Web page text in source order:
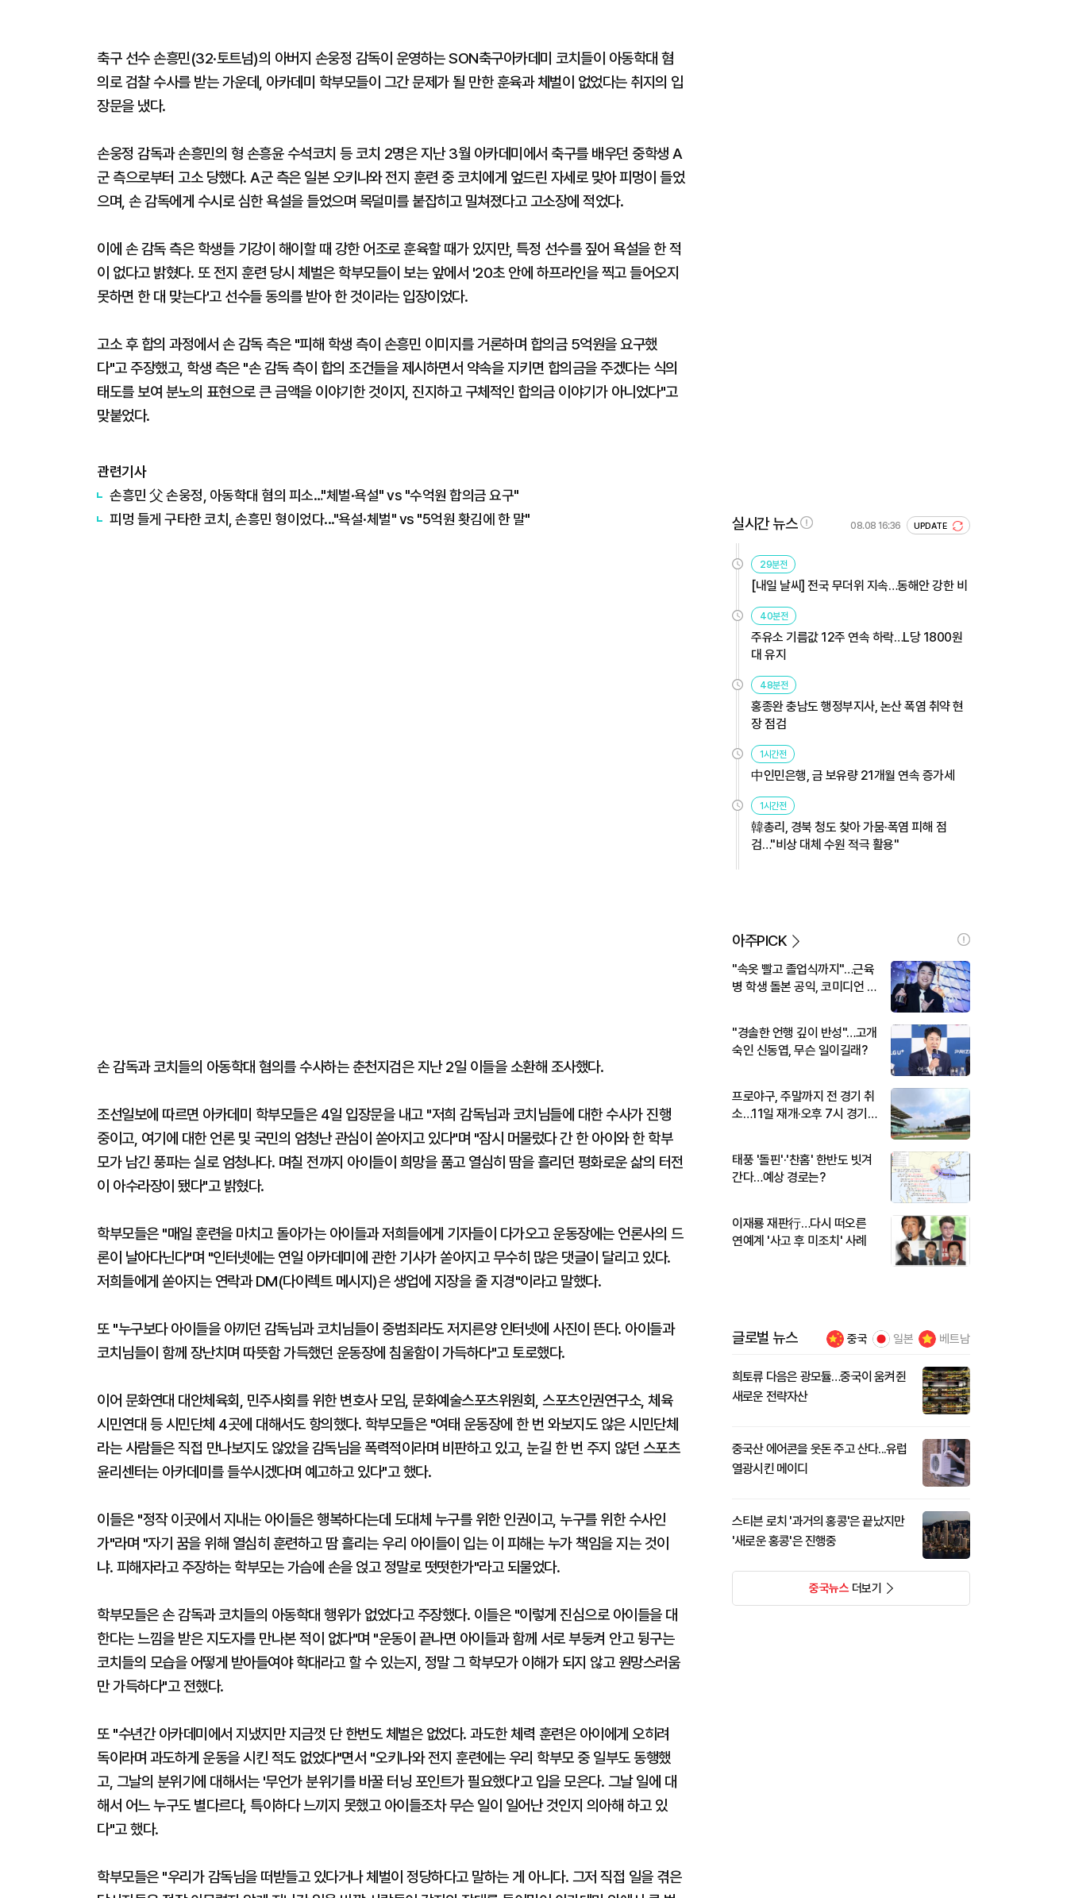
축구 선수 손흥민(32·토트넘)의 아버지 손웅정 감독이 운영하는 SON축구아카데미 코치들이 아동학대 혐
의로 검찰 수사를 받는 가운데, 아카데미 학부모들이 그간 문제가 될 만한 훈육과 체벌이 없었다는 취지의 입
장문을 냈다.
손웅정 감독과 손흥민의 형 손흥윤 수석코치 등 코치 2명은 지난 3월 아카데미에서 축구를 배우던 중학생 A
군 측으로부터 고소 당했다. A군 측은 일본 오키나와 전지 훈련 중 코치에게 엎드린 자세로 맞아 피멍이 들었
으며, 손 감독에게 수시로 심한 욕설을 들었으며 목덜미를 붙잡히고 밀쳐졌다고 고소장에 적었다.
이에 손 감독 측은 학생들 기강이 해이할 때 강한 어조로 훈육할 때가 있지만, 특정 선수를 짚어 욕설을 한 적
이 없다고 밝혔다. 또 전지 훈련 당시 체벌은 학부모들이 보는 앞에서 '20초 안에 하프라인을 찍고 들어오지
못하면 한 대 맞는다'고 선수들 동의를 받아 한 것이라는 입장이었다.
고소 후 합의 과정에서 손 감독 측은 "피해 학생 측이 손흥민 이미지를 거론하며 합의금 5억원을 요구했
다"고 주장했고, 학생 측은 "손 감독 측이 합의 조건들을 제시하면서 약속을 지키면 합의금을 주겠다는 식의
태도를 보여 분노의 표현으로 큰 금액을 이야기한 것이지, 진지하고 구체적인 합의금 이야기가 아니었다"고
맞붙었다.
관련기사
손흥민 父 손웅정, 아동학대 혐의 피소…"체벌·욕설" vs "수억원 합의금 요구"
피멍 들게 구타한 코치, 손흥민 형이었다..."욕설·체벌" vs "5억원 홧김에 한 말"
손 감독과 코치들의 아동학대 혐의를 수사하는 춘천지검은 지난 2일 이들을 소환해 조사했다.
조선일보에 따르면 아카데미 학부모들은 4일 입장문을 내고 "저희 감독님과 코치님들에 대한 수사가 진행
중이고, 여기에 대한 언론 및 국민의 엄청난 관심이 쏟아지고 있다"며 "잠시 머물렀다 간 한 아이와 한 학부
모가 남긴 풍파는 실로 엄청나다. 며칠 전까지 아이들이 희망을 품고 열심히 땀을 흘리던 평화로운 삶의 터전
이 아수라장이 됐다"고 밝혔다.
학부모들은 "매일 훈련을 마치고 돌아가는 아이들과 저희들에게 기자들이 다가오고 운동장에는 언론사의 드
론이 날아다닌다"며 "인터넷에는 연일 아카데미에 관한 기사가 쏟아지고 무수히 많은 댓글이 달리고 있다.
저희들에게 쏟아지는 연락과 DM(다이렉트 메시지)은 생업에 지장을 줄 지경"이라고 말했다.
또 "누구보다 아이들을 아끼던 감독님과 코치님들이 중범죄라도 저지른양 인터넷에 사진이 뜬다. 아이들과
코치님들이 함께 장난치며 따뜻함 가득했던 운동장에 침울함이 가득하다"고 토로했다.
이어 문화연대 대안체육회, 민주사회를 위한 변호사 모임, 문화예술스포츠위원회, 스포츠인권연구소, 체육
시민연대 등 시민단체 4곳에 대해서도 항의했다. 학부모들은 "여태 운동장에 한 번 와보지도 않은 시민단체
라는 사람들은 직접 만나보지도 않았을 감독님을 폭력적이라며 비판하고 있고, 눈길 한 번 주지 않던 스포츠
윤리센터는 아카데미를 들쑤시겠다며 예고하고 있다"고 했다.
이들은 "정작 이곳에서 지내는 아이들은 행복하다는데 도대체 누구를 위한 인권이고, 누구를 위한 수사인
가"라며 "자기 꿈을 위해 열심히 훈련하고 땀 흘리는 우리 아이들이 입는 이 피해는 누가 책임을 지는 것이
냐. 피해자라고 주장하는 학부모는 가슴에 손을 얹고 정말로 떳떳한가"라고 되물었다.
학부모들은 손 감독과 코치들의 아동학대 행위가 없었다고 주장했다. 이들은 "이렇게 진심으로 아이들을 대
한다는 느낌을 받은 지도자를 만나본 적이 없다"며 "운동이 끝나면 아이들과 함께 서로 부둥켜 안고 뒹구는
코치들의 모습을 어떻게 받아들여야 학대라고 할 수 있는지, 정말 그 학부모가 이해가 되지 않고 원망스러움
만 가득하다"고 전했다.
또 "수년간 아카데미에서 지냈지만 지금껏 단 한번도 체벌은 없었다. 과도한 체력 훈련은 아이에게 오히려
독이라며 과도하게 운동을 시킨 적도 없었다"면서 "오키나와 전지 훈련에는 우리 학부모 중 일부도 동행했
고, 그날의 분위기에 대해서는 '무언가 분위기를 바꿀 터닝 포인트가 필요했다'고 입을 모은다. 그날 일에 대
해서 어느 누구도 별다르다, 특이하다 느끼지 못했고 아이들조차 무슨 일이 일어난 것인지 의아해 하고 있
다"고 했다.
학부모들은 "우리가 감독님을 떠받들고 있다거나 체벌이 정당하다고 말하는 게 아니다. 그저 직접 일을 겪은
실시간 뉴스 08.08 16:36 UPDATE
29분전
[내일 날씨] 전국 무더위 지속…동해안 강한 비
40분전
주유소 기름값 12주 연속 하락…L당 1800원
대 유지
48분전
홍종완 충남도 행정부지사, 논산 폭염 취약 현
장 점검
1시간전
中인민은행, 금 보유량 21개월 연속 증가세
1시간전
韓총리, 경북 청도 찾아 가뭄·폭염 피해 점
검…"비상 대체 수원 적극 활용"
아주PICK
"속옷 빨고 졸업식까지"…근육
병 학생 돌본 공익, 코미디언 김
"경솔한 언행 깊이 반성"…고개
숙인 신동엽, 무슨 일이길래?
프로야구, 주말까지 전 경기 취
소…11일 재개·오후 7시 경기
태풍 '돌핀'·'찬홈' 한반도 빗겨
간다…예상 경로는?
이재룡 재판行…다시 떠오른
연예계 '사고 후 미조치' 사례
글로벌 뉴스 중국 일본 베트남
희토류 다음은 광모듈…중국이 움켜쥔
새로운 전략자산
중국산 에어콘을 웃돈 주고 산다...유럽
열광시킨 메이디
스티븐 로치 '과거의 홍콩'은 끝났지만
'새로운 홍콩'은 진행중
중국뉴스더보기